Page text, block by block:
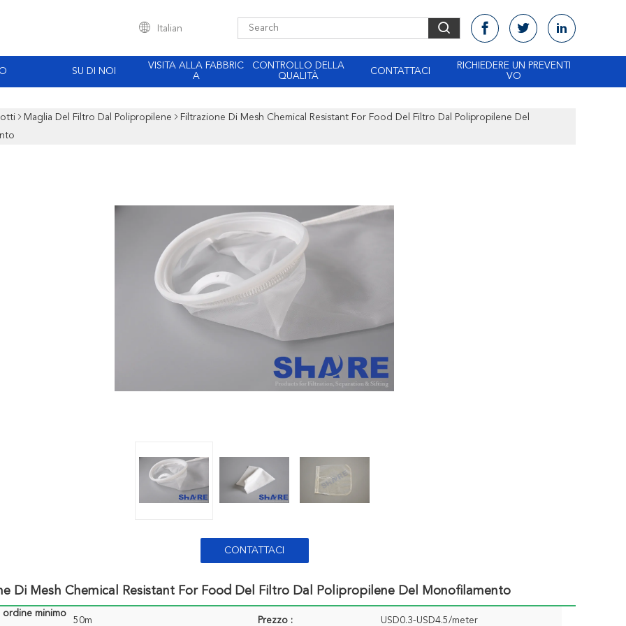
Italian
SU DI NOI
VISITA ALLA FABBRIC
A
CONTROLLO DELLA
QUALITÀ
CONTATTACI
RICHIEDERE UN PREVENTI
VO
Maglia Del Filtro Dal Polipropilene
Filtrazione Di Mesh Chemical Resistant For Food Del Filtro Dal Polipropilene Del
CONTATTACI
Di Mesh Chemical Resistant For Food Del Filtro Dal Polipropilene Del Monofilamento
minimo
50m Prezzo : USD0.3-USD4.5/meter